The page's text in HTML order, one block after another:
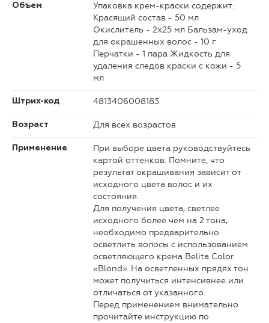
Объем
Упаковка крем-краски содержит:
Красящий состав - 50 мл
Окислитель - 2х25 мл Бальзам-уход
для окрашенных волос - 10 г
Перчатки - 1 пара Жидкость для
удаления следов краски с кожи - 5
мл
Штрих-код 4813406008183
Возраст Для всех возрастов
Применение
При выборе цвета руководствуйтесь
картой оттенков. Помните, что
результат окрашивания зависит от
исходного цвета волос и их
состояния.
Для получения цвета, светлее
исходного более чем на 2 тона,
необходимо предварительно
осветлить волосы с использованием
осветляющего крема Belita Color
«Blond». На осветленных прядях тон
может получиться интенсивнее или
отличаться от указанного.
Перед применением внимательно
прочитайте инструкцию по